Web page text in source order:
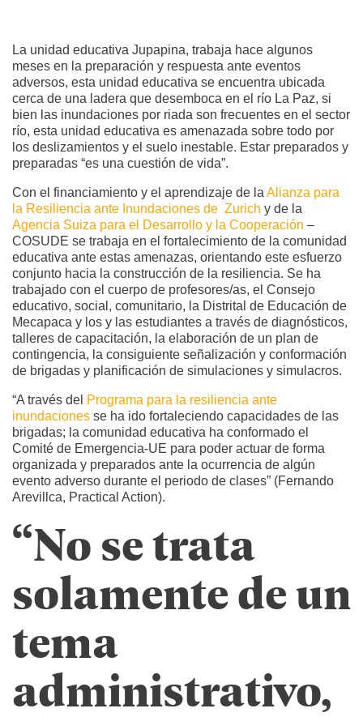
La unidad educativa Jupapina, trabaja hace algunos
meses en la preparación y respuesta ante eventos
adversos, esta unidad educativa se encuentra ubicada
cerca de una ladera que desemboca en el río La Paz, si
bien las inundaciones por riada son frecuentes en el sector
río, esta unidad educativa es amenazada sobre todo por
los deslizamientos y el suelo inestable. Estar preparados y
preparadas “es una cuestión de vida”.
Con el financiamiento y el aprendizaje de la Alianza para
la Resiliencia ante Inundaciones de Zurich y de la
Agencia Suiza para el Desarrollo y la Cooperación –
COSUDE se trabaja en el fortalecimiento de la comunidad
educativa ante estas amenazas, orientando este esfuerzo
conjunto hacia la construcción de la resiliencia. Se ha
trabajado con el cuerpo de profesores/as, el Consejo
educativo, social, comunitario, la Distrital de Educación de
Mecapaca y los y las estudiantes a través de diagnósticos,
talleres de capacitación, la elaboración de un plan de
contingencia, la consiguiente señalización y conformación
de brigadas y planificación de simulaciones y simulacros.
“A través del Programa para la resiliencia ante
inundaciones se ha ido fortaleciendo capacidades de las
brigadas; la comunidad educativa ha conformado el
Comité de Emergencia-UE para poder actuar de forma
organizada y preparados ante la ocurrencia de algún
evento adverso durante el periodo de clases” (Fernando
Arevillca, Practical Action).
“No se trata
solamente de un
tema
administrativo,